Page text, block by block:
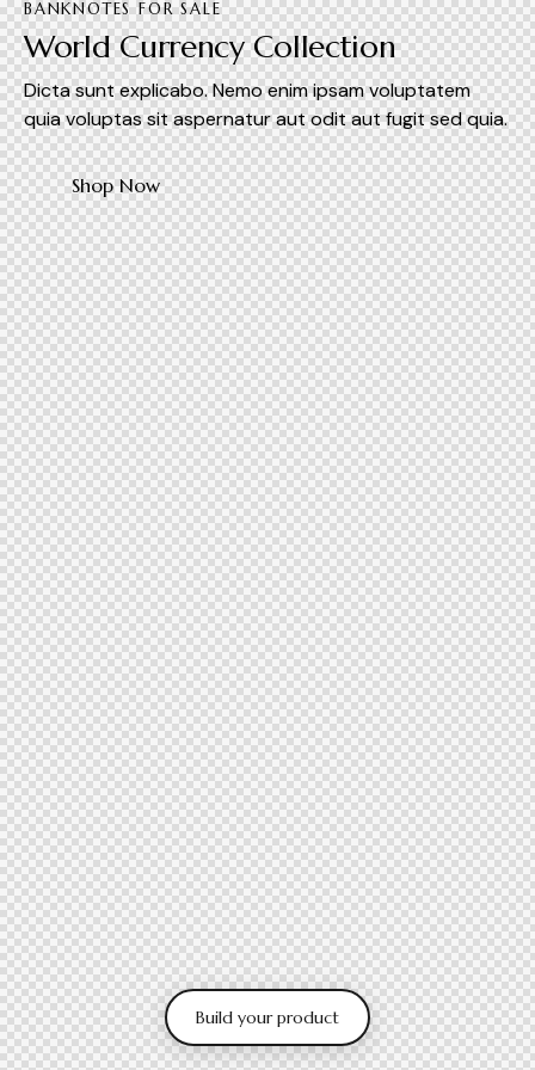
BANKNOTES FOR SALE
World Currency Collection
Dicta sunt explicabo. Nemo enim ipsam voluptatem
quia voluptas sit aspernatur aut odit aut fugit sed quia.
Shop Now
Build your product